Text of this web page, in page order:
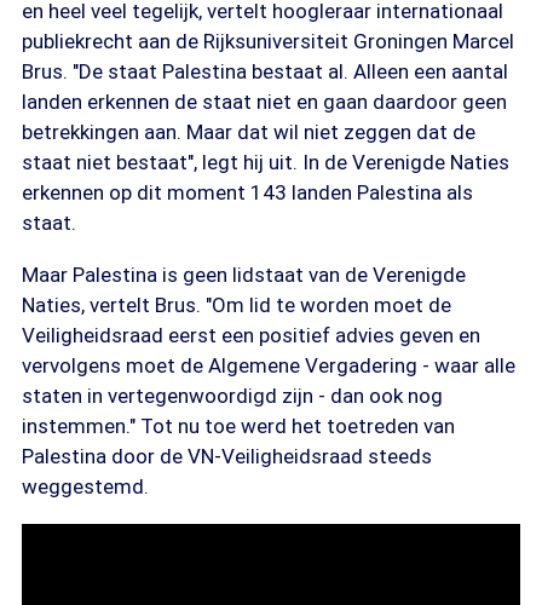
en heel veel tegelijk, vertelt hoogleraar internationaal
publiekrecht aan de Rijksuniversiteit Groningen Marcel
Brus. "De staat Palestina bestaat al. Alleen een aantal
landen erkennen de staat niet en gaan daardoor geen
betrekkingen aan. Maar dat wil niet zeggen dat de
staat niet bestaat", legt hij uit. In de Verenigde Naties
erkennen op dit moment 143 landen Palestina als
staat.
Maar Palestina is geen lidstaat van de Verenigde
Naties, vertelt Brus. "Om lid te worden moet de
Veiligheidsraad eerst een positief advies geven en
vervolgens moet de Algemene Vergadering - waar alle
staten in vertegenwoordigd zijn - dan ook nog
instemmen." Tot nu toe werd het toetreden van
Palestina door de VN-Veiligheidsraad steeds
weggestemd.